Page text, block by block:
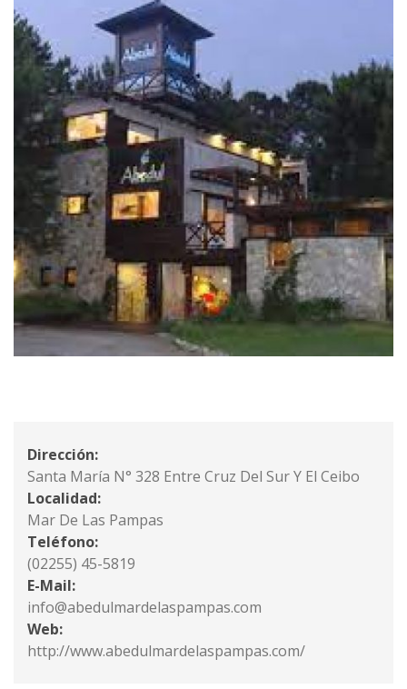
Dirección:
Santa María N° 328 Entre Cruz Del Sur Y El Ceibo
Localidad:
Mar De Las Pampas
Teléfono:
(02255) 45-5819
E-Mail:
info@abedulmardelaspampas.com
Web:
http://www.abedulmardelaspampas.com/